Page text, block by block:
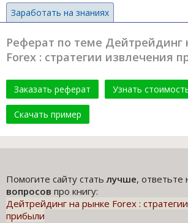
Заработать на знаниях
Реферат по теме Дейтрейдинг
Forex : стратегии извлечения
Заказать реферат Узнать
Скачать пример
Помогите сайту статьлучше, ответьте
вопросов про книгу:
Дейтрейдинг на рынке Forex :
прибыли